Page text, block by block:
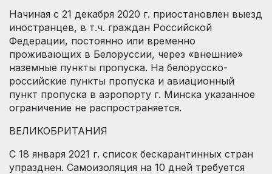
Начиная с 21 декабря 2020 г. приостановлен выезд
иностранцев, в т.ч. граждан Российской
Федерации, постоянно или временно
проживающих в Белоруссии, через «внешние»
наземные пункты пропуска. На белорусско-
российские пункты пропуска и авиационный
пункт пропуска в аэропорту г. Минска указанное
ограничение не распространяется.
ВЕЛИКОБРИТАНИЯ
С 18 января 2021 г. список бескарантинных стран
упразднен. Самоизоляция на 10 дней требуется